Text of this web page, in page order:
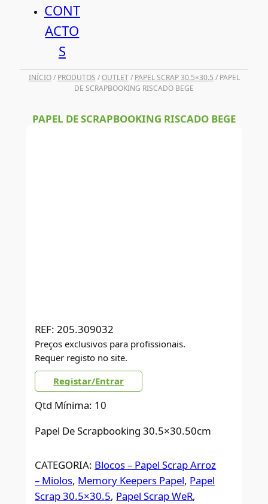
CONT
ACTO
S
INÍCIO/ PRODUTOS /OUTLET/ PAPEL SCRAP 30.5×30.5 / PAPEL
DE SCRAPBOOKING RISCADO BEGE
PAPEL DE SCRAPBOOKING RISCADO BEGE
REF: 205.309032
Preços exclusivos para profissionais.
Requer registo no site.
Registar/Entrar
Qtd Mínima: 10
Papel De Scrapbooking 30.5×30.50cm
CATEGORIA: Blocos – Papel Scrap Arroz
– Miolos, Memory Keepers Papel, Papel
Scrap 30.5×30.5, Papel Scrap WeR